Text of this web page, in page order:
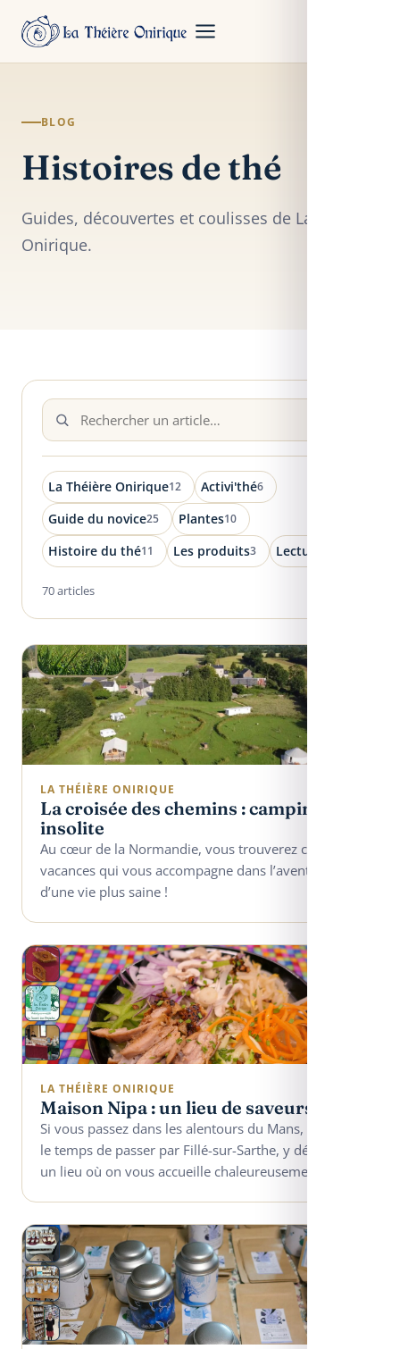
BLOG
Histoires de thé
Guides, découvertes et coulisses de La Théière
Onirique.
La Théière Onirique12 Activi'thé6
Guide du novice25 Plantes10
Histoire du thé11 Les produits3 Lectures
70 articles
LA THÉIÈRE ONIRIQUE
La croisée des chemins : camping
insolite
Au cœur de la Normandie, vous trouverez ce lieu de
vacances qui vous accompagne dans l’aventure
d’une vie plus saine !
LA THÉIÈRE ONIRIQUE
Maison Nipa : un lieu de saveurs
Si vous passez dans les alentours du Mans, prenez
le temps de passer par Fillé-sur-Sarthe, y découvrir
un lieu où on vous accueille chaleureusement.